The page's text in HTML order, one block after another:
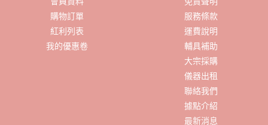
購物訂單
紅利列表
我的優惠卷
服務條款
運費說明
輔具補助
大宗採購
儀器出租
聯絡我們
據點介紹
最新消息